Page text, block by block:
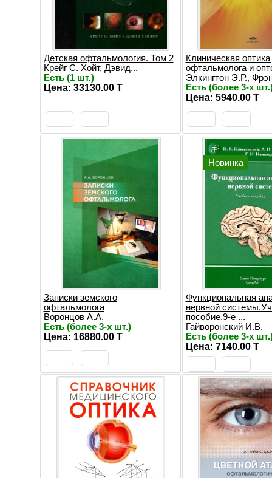
Детская офтальмология. Том 2
Крейг С. Хойт, Дэвид...
Есть (1 шт.)
Цена: 33130.00 T
Клиническая
офтальмолога и
Элкингтон Э.Р.,
Есть (более 3-х
Цена: 5940.00 T
Записки земского
офтальмолога
Воронцов А.А.
Есть (более 3-х шт.)
Цена: 16880.00 T
Новинка
Функциональная
нервной
пособие.9-е ...
Гайворонский И.В.
Есть (более 3-х
Цена: 7140.00 T